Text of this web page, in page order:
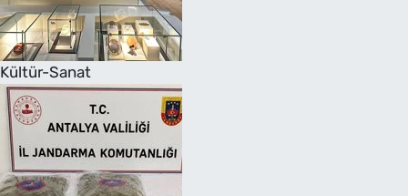
Kültür-Sanat